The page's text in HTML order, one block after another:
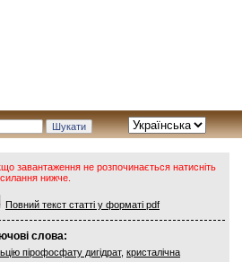
завантаження не розпочинається натисніть
нижче.
Повний текст статті у форматі pdf
слова:
пірофосфату дигідрат, кристалічна